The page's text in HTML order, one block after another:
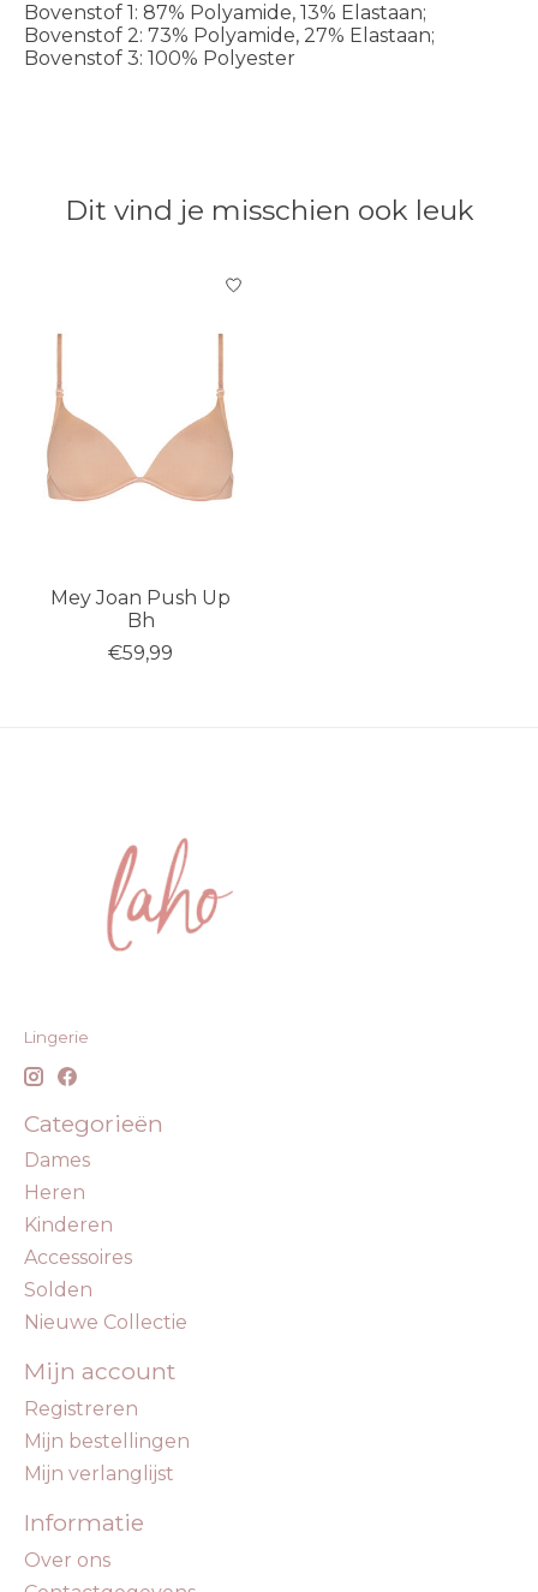
Bovenstof 1: 87% Polyamide, 13% Elastaan;
Bovenstof 2: 73% Polyamide, 27% Elastaan;
Bovenstof 3: 100% Polyester
Dit vind je misschien ook leuk
Items van productcarrousel
Mey Joan Push Up
Bh
€59,99
Lingerie
Categorieën
Dames
Heren
Kinderen
Accessoires
Solden
Nieuwe Collectie
Mijn account
Registreren
Mijn bestellingen
Mijn verlanglijst
Informatie
Over ons